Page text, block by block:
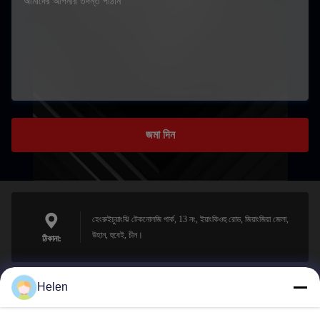
জমা দিন
ঠিকানা:
হেংরুইচুয়াংঝি টেকনোলজি পার্ক, 13 নং, ইয়াংকিওহু রোড, জিয়াংজিয়া জেলা,
উহান, হুবেই, চীন।
sales@perfectlaser.net
Helen